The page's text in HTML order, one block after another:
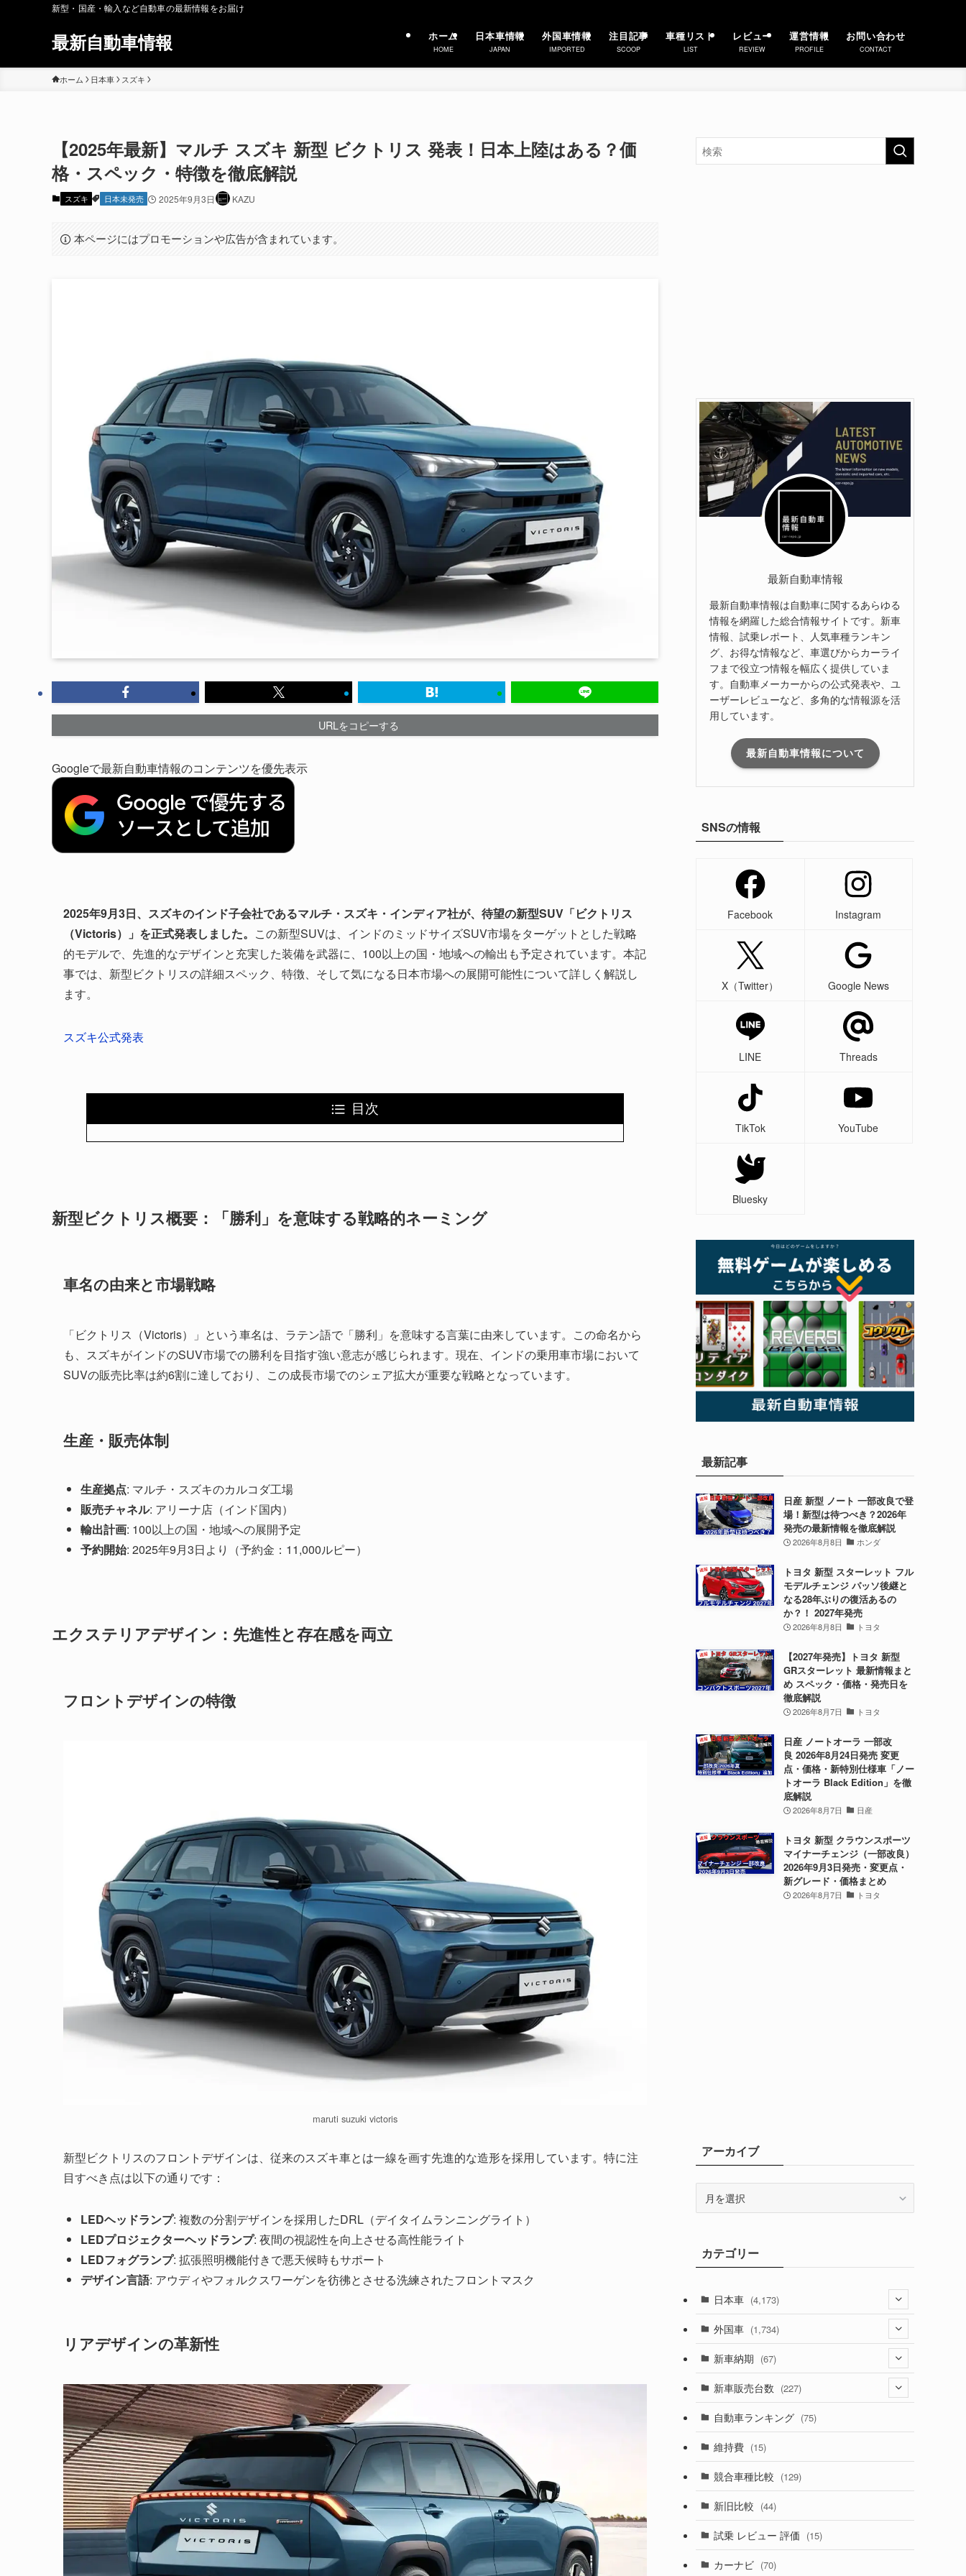
新型・国産・輸入など自動車の最新情報をお届け
最新自動車情報 ホーム
HOME
日本車情報
JAPAN
外国車情報
IMPORTED
注目記事
SCOOP
車種リスト
LIST
レビュー
REVIEW
運営情報
PROFILE
お問い合わせ
CONTACT
ホーム 日本車 スズキ
【2025年最新】マルチ スズキ 新型 ビクトリス 発表！日本上陸はある？価
格・スペック・特徴を徹底解説
スズキ 日本未発売 2025年9月3日 KAZU
本ページにはプロモーションや広告が含まれています。
URLをコピーする
Googleで最新自動車情報のコンテンツを優先表示
2025年9月3日、スズキのインド子会社であるマルチ・スズキ・インディア社が、待望の新型SUV「ビクトリス
（Victoris）」を正式発表しました。 この新型SUVは、インドのミッドサイズSUV市場をターゲットとした戦略
的モデルで、先進的なデザインと充実した装備を武器に、100以上の国・地域への輸出も予定されています。本記
事では、新型ビクトリスの詳細スペック、特徴、そして気になる日本市場への展開可能性について詳しく解説し
ます。
スズキ公式発表
目次
新型ビクトリス概要：「勝利」を意味する戦略的ネーミング
車名の由来と市場戦略
「ビクトリス（Victoris）」という車名は、ラテン語で「勝利」を意味する言葉に由来しています。この命名から
も、スズキがインドのSUV市場での勝利を目指す強い意志が感じられます。現在、インドの乗用車市場において
SUVの販売比率は約6割に達しており、この成長市場でのシェア拡大が重要な戦略となっています。
生産・販売体制
生産拠点: マルチ・スズキのカルコダ工場
販売チャネル: アリーナ店（インド国内）
輸出計画: 100以上の国・地域への展開予定
予約開始: 2025年9月3日より（予約金：11,000ルピー）
エクステリアデザイン：先進性と存在感を両立
フロントデザインの特徴
maruti suzuki victoris
新型ビクトリスのフロントデザインは、従来のスズキ車とは一線を画す先進的な造形を採用しています。特に注
目すべき点は以下の通りです：
LEDヘッドランプ: 複数の分割デザインを採用したDRL（デイタイムランニングライト）
LEDプロジェクターヘッドランプ: 夜間の視認性を向上させる高性能ライト
LEDフォグランプ: 拡張照明機能付きで悪天候時もサポート
デザイン言語: アウディやフォルクスワーゲンを彷彿とさせる洗練されたフロントマスク
リアデザインの革新性
最新自動車情報
最新自動車情報は自動車に関するあらゆる
情報を網羅した総合情報サイトです。新車
情報、試乗レポート、人気車種ランキン
グ、お得な情報など、車選びからカーライ
フまで役立つ情報を幅広く提供していま
す。自動車メーカーからの公式発表や、ユ
ーザーレビューなど、多角的な情報源を活
用しています。
最新自動車情報について
SNSの情報
Facebook Instagram
X（Twitter） Google News
LINE Threads
TikTok YouTube
Bluesky
最新記事
日産 新型 ノート 一部改良で登
場！新型は待つべき？2026年
発売の最新情報を徹底解説
2026年8月8日 ホンダ
トヨタ 新型 スターレット フル
モデルチェンジ パッソ後継と
なる28年ぶりの復活あるの
か？！ 2027年発売
2026年8月8日 トヨタ
【2027年発売】トヨタ 新型
GRスターレット 最新情報まと
め スペック・価格・発売日を
徹底解説
2026年8月7日 トヨタ
日産 ノートオーラ 一部改
良 2026年8月24日発売 変更
点・価格・新特別仕様車「ノー
トオーラ Black Edition」を徹
底解説
2026年8月7日 日産
トヨタ 新型 クラウンスポーツ
マイナーチェンジ（一部改良）
2026年9月3日発売・変更点・
新グレード・価格まとめ
2026年8月7日 トヨタ
アーカイブ
ブカテゴリー
日本車 (4,173)
(1,321)
(329)
(526)
(357)
(328)
(194)
(230)
(253)
外国車 (1,734)
(188)
(242)
(85)
(84)
(14)
(222)
新車納期 (67)
(28)
(8)
(3)
(3)
(5)
新車販売台数 (227)
(21)
(5)
(7)
自動車ランキング (75)
維持費 (15)
競合車種比較 (129)
新旧比較 (44)
試乗 レビュー 評価 (15)
カーナビ (70)